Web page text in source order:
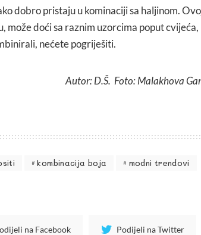
dobro pristaju u kominaciji sa haljinom.
doći sa raznim uzorcima poput cvijeća,
nećete pogriješiti.
Autor: D.Š. Foto: Malakhova
kombinacija boja
modni trendovi
na Facebook Podijeli na Twitter